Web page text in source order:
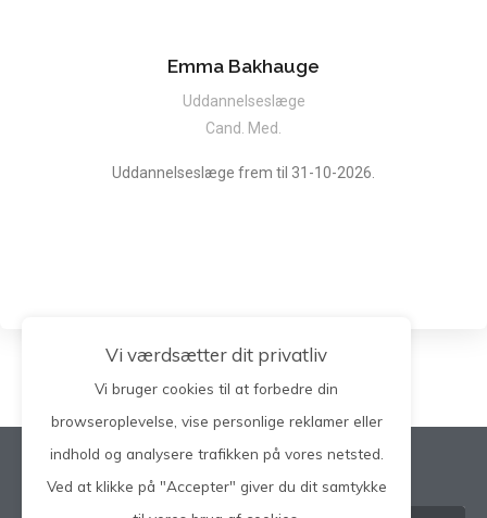
Emma Bakhauge
Uddannelseslæge
Cand. Med.
Uddannelseslæge frem til 31-10-2026.
Søg på hele siden
Vi værdsætter dit privatliv
Vi bruger cookies til at forbedre din
browseroplevelse, vise personlige reklamer eller
indhold og analysere trafikken på vores netsted.
Ved at klikke på "Accepter" giver du dit samtykke